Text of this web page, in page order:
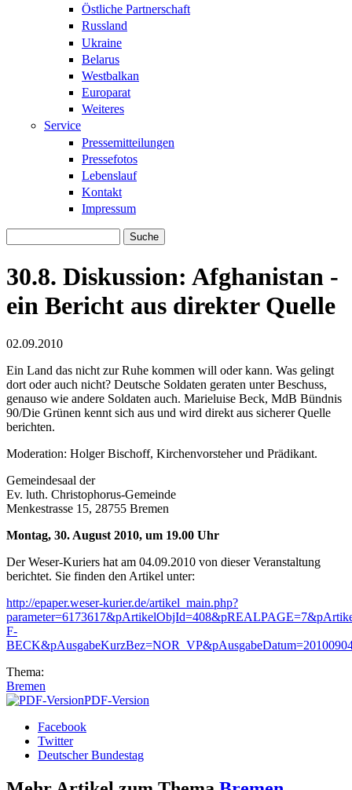
Östliche Partnerschaft
Russland
Ukraine
Belarus
Westbalkan
Europarat
Weiteres
Service
Pressemitteilungen
Pressefotos
Lebenslauf
Kontakt
Impressum
30.8. Diskussion: Afghanistan -
ein Bericht aus direkter Quelle
02.09.2010
Ein Land das nicht zur Ruhe kommen will oder kann. Was gelingt
dort oder auch nicht? Deutsche Soldaten geraten unter Beschuss,
genauso wie andere Soldaten auch. Marieluise Beck, MdB Bündnis
90/Die Grünen kennt sich aus und wird direkt aus sicherer Quelle
berichten.
Moderation: Holger Bischoff, Kirchenvorsteher und Prädikant.
Gemeindesaal der
Ev. luth. Christophorus-Gemeinde
Menkestrasse 15, 28755 Bremen
Montag, 30. August 2010, um 19.00 Uhr
Der Weser-Kuriers hat am 04.09.2010 von dieser Veranstaltung
berichtet. Sie finden den Artikel unter:
http://epaper.weser-kurier.de/artikel_main.php?
F-
Thema:
Bremen
PDF-Version
Facebook
Twitter
Deutscher Bundestag